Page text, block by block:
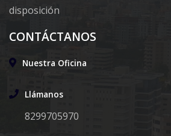
disposición
CONTÁCTANOS
Nuestra Oficina
Llámanos
8299705970